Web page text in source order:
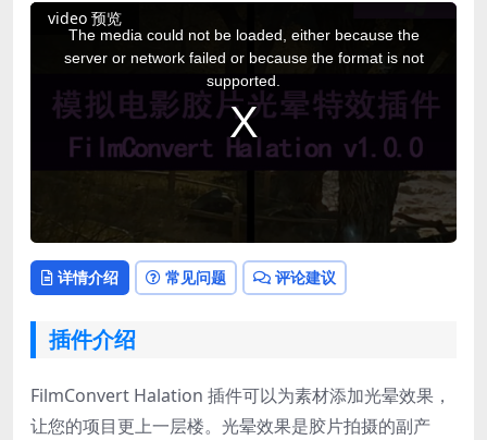
video 预览
This
The media could not be loaded, either because the
server or network failed or because the format is not
supported.
详情介绍 常见问题 评论建议
插件介绍
FilmConvert Halation 插件可以为素材添加光晕效果，
让您的项目更上一层楼。光晕效果是胶片拍摄的副产